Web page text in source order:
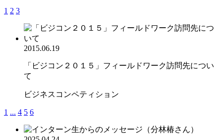
1 2 3
2015.06.19
「ビジコン２０１５」フィールドワーク訪問先につい
て
ビジネスコンペティション
1 ... 4 5 6